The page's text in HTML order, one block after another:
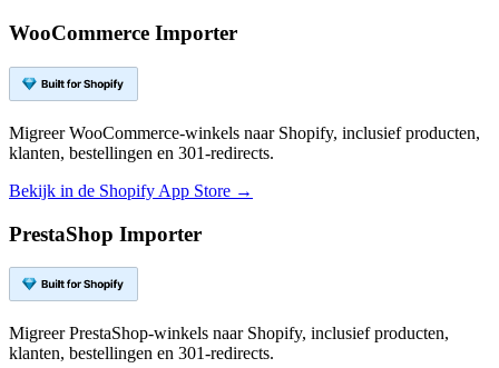
WooCommerce Importer
Migreer WooCommerce-winkels naar Shopify, inclusief producten,
klanten, bestellingen en 301-redirects.
Bekijk in de Shopify App Store →
PrestaShop Importer
Migreer PrestaShop-winkels naar Shopify, inclusief producten,
klanten, bestellingen en 301-redirects.